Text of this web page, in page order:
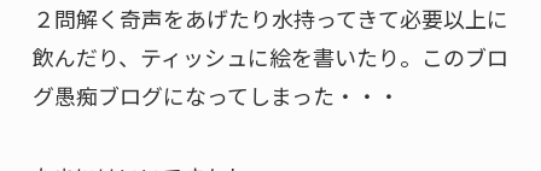
２問解く奇声をあげたり水持ってきて必要以上に
飲んだり、ティッシュに絵を書いたり。このブロ
グ愚痴ブログになってしまった・・・